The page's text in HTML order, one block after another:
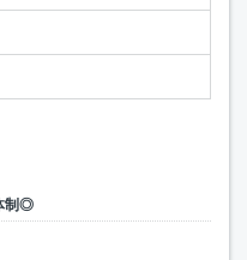
制◎